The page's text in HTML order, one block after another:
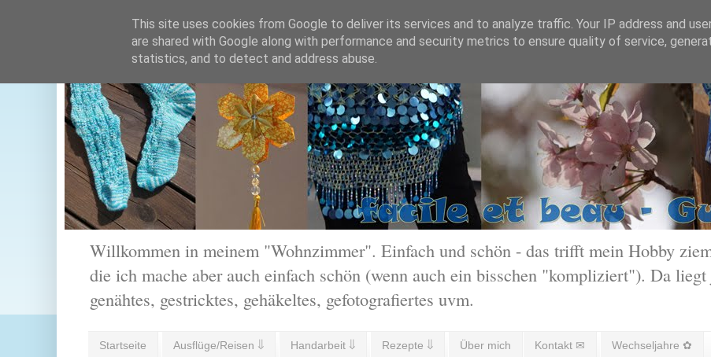
Willkommen in meinem "Wohnzimmer". Einfach und schön - das trifft mein Hobby
die ich mache aber auch einfach schön (wenn auch ein bisschen "kompliziert"). Da
genähtes, gestricktes, gehäkeltes, gefotografiertes uvm.
Startseite Ausflüge/Reisen ⇓ Handarbeit ⇓ Rezepte ⇓ Über mich Kontakt ✉ Wechseljahre ✿
This site uses cookies from Google to deliver its services and to analyze traffic. Your IP address and
are shared with Google along with performance and security metrics to ensure quality of service,
statistics, and to detect and address abuse.